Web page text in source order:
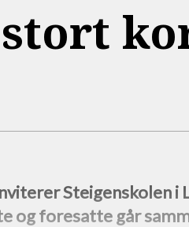
Steigenskolen
og foresatte går